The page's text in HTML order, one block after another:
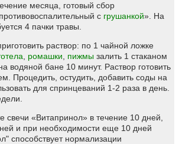
месяца, готовый сбор
с грушанкой». На
4 пачки травы.
раствор: по 1 чайной ложке
ромашки пижмы залить 1 стаканом
водяной бане 10 минут. Раствор готовить
Процедить, остудить, добавить соды на
для спринцеваний 1-2 раза в день.
свечи «Витапринол» в течение 10 дней,
и при необходимости еще 10 дней
способствует нормализации